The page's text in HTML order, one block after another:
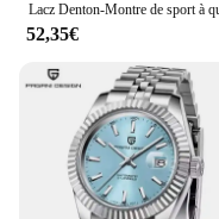
52,35€